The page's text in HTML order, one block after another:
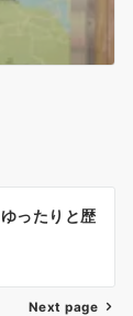
ったりと歴
Next page